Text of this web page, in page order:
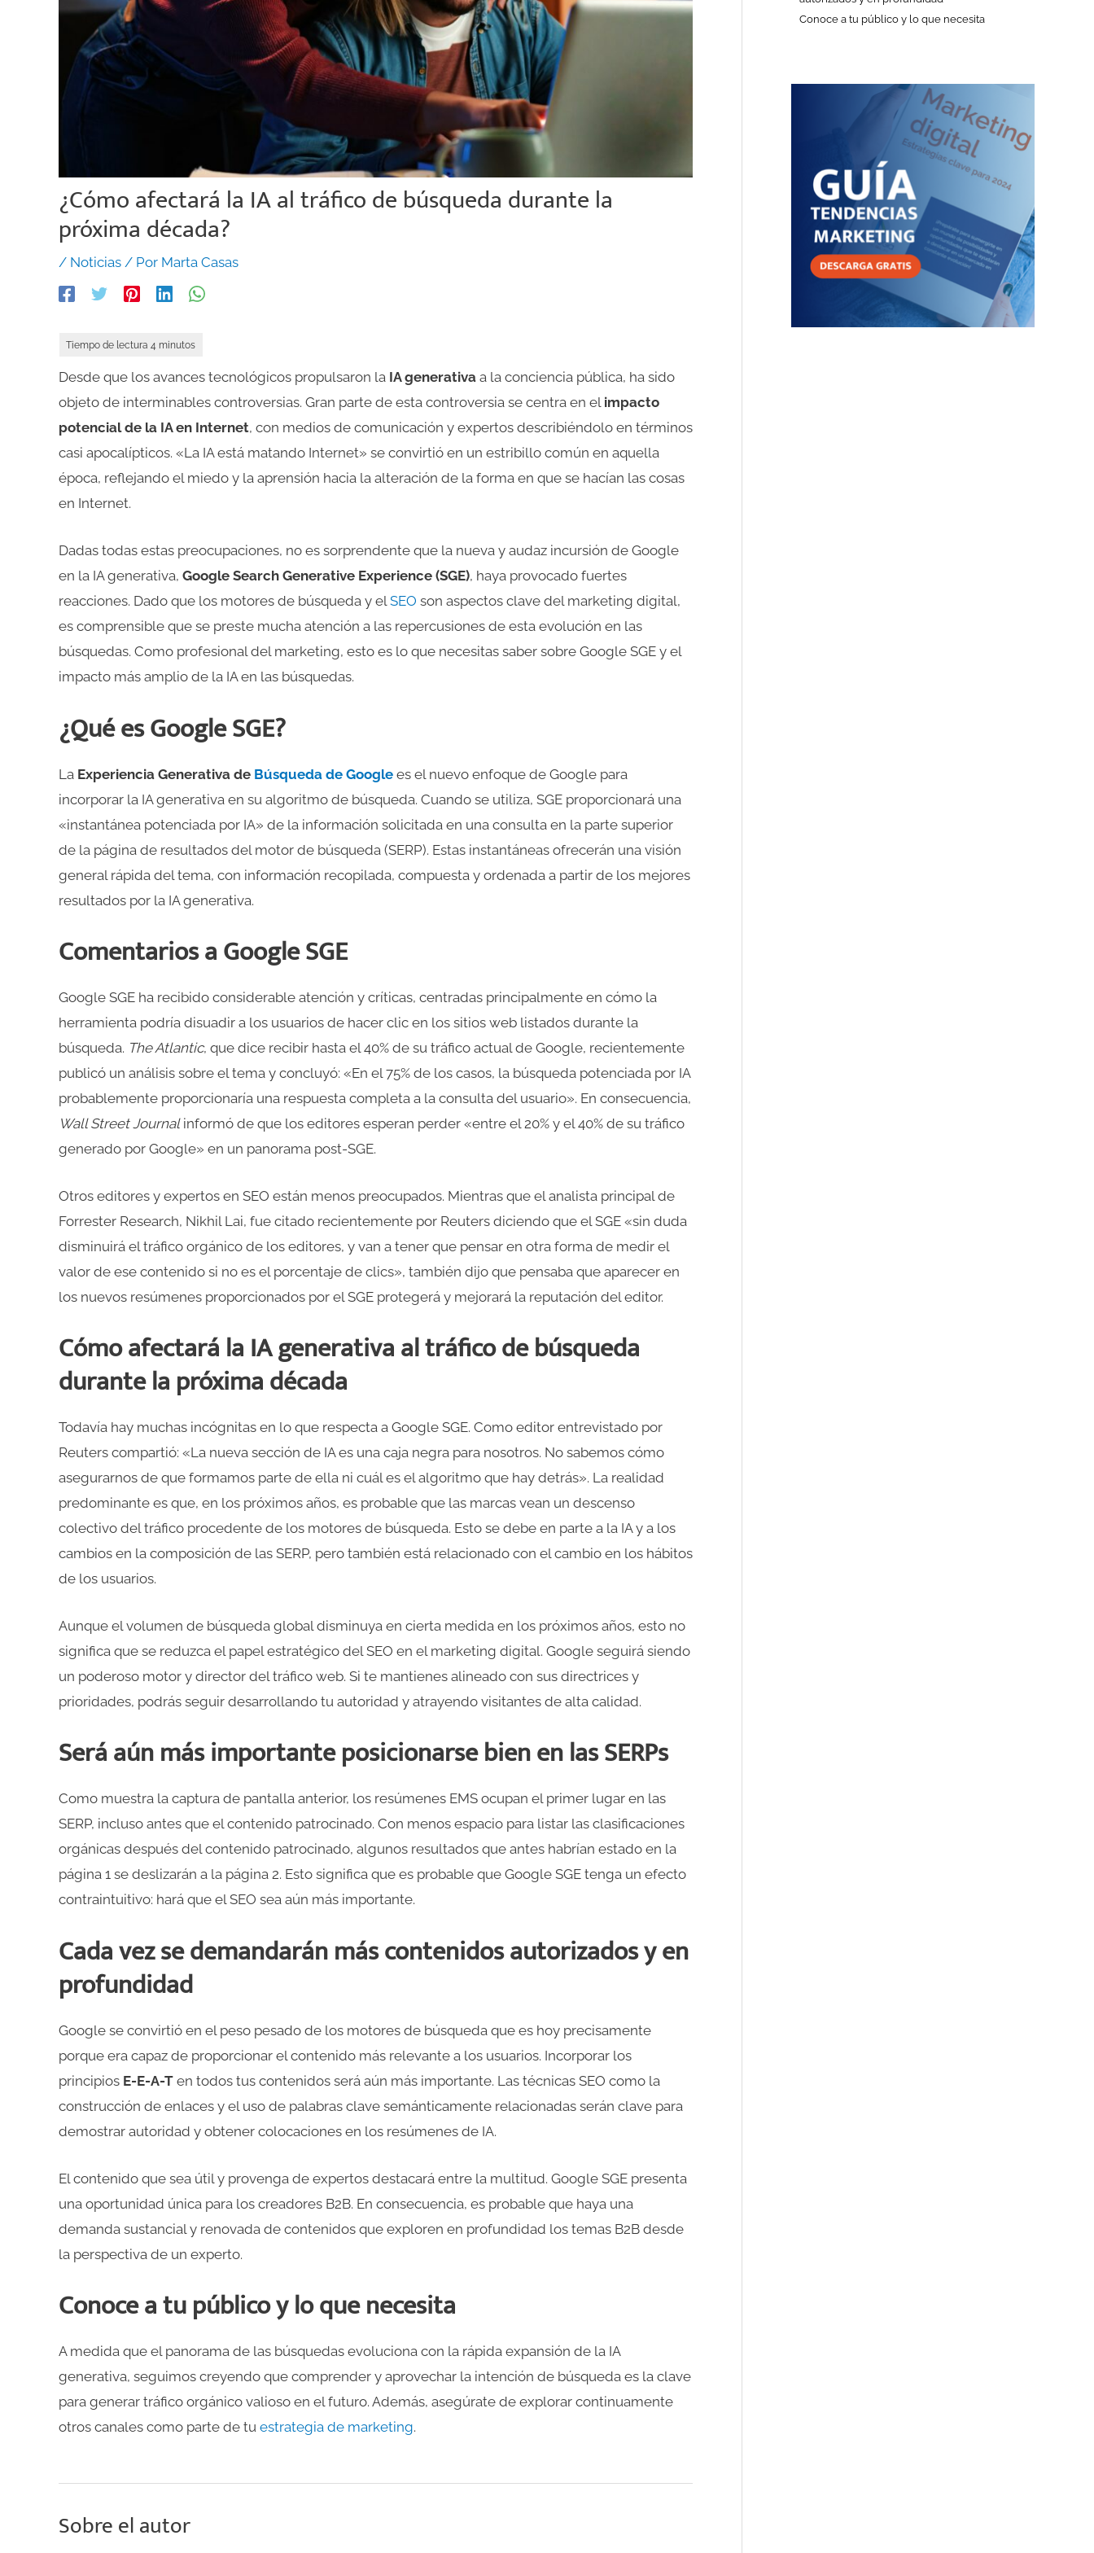
¿Cómo afectará la IA al tráfico de búsqueda durante la
próxima década?
/ Noticias / Por Marta Casas
Desde que los avances tecnológicos propulsaron la IA generativa a la conciencia pública, ha sido
objeto de interminables controversias. Gran parte de esta controversia se centra en el impacto
potencial de la IA en Internet, con medios de comunicación y expertos describiéndolo en términos
casi apocalípticos. «La IA está matando Internet» se convirtió en un estribillo común en aquella
época, reflejando el miedo y la aprensión hacia la alteración de la forma en que se hacían las cosas
en Internet.
Dadas todas estas preocupaciones, no es sorprendente que la nueva y audaz incursión de Google
en la IA generativa, Google Search Generative Experience (SGE), haya provocado fuertes
reacciones. Dado que los motores de búsqueda y elSEO son aspectos clave del marketing digital,
es comprensible que se preste mucha atención a las repercusiones de esta evolución en las
búsquedas. Como profesional del marketing, esto es lo que necesitas saber sobre Google SGE y el
impacto más amplio de la IA en las búsquedas.
¿Qué es Google SGE?
La Experiencia Generativa de Búsqueda de Google es el nuevo enfoque de Google para
incorporar la IA generativa en su algoritmo de búsqueda. Cuando se utiliza, SGE proporcionará una
«instantánea potenciada por IA» de la información solicitada en una consulta en la parte superior
de la página de resultados del motor de búsqueda (SERP). Estas instantáneas ofrecerán una visión
general rápida del tema, con información recopilada, compuesta y ordenada a partir de los mejores
resultados por la IA generativa.
Comentarios a Google SGE
Google SGE ha recibido considerable atención y críticas, centradas principalmente en cómo la
herramienta podría disuadir a los usuarios de hacer clic en los sitios web listados durante la
búsqueda. The Atlantic, que dice recibir hasta el 40% de su tráfico actual de Google, recientemente
publicó un análisis sobre el tema y concluyó: «En el 75% de los casos, la búsqueda potenciada por IA
probablemente proporcionaría una respuesta completa a la consulta del usuario». En consecuencia,
Wall Street Journalinformó de que los editores esperan perder «entre el 20% y el 40% de su tráfico
generado por Google» en un panorama post-SGE.
Otros editores y expertos en SEO están menos preocupados. Mientras que el analista principal de
Forrester Research, Nikhil Lai, fue citado recientemente por Reuters diciendo que el SGE «sin duda
disminuirá el tráfico orgánico de los editores, y van a tener que pensar en otra forma de medir el
valor de ese contenido si no es el porcentaje de clics», también dijo que pensaba que aparecer en
los nuevos resúmenes proporcionados por el SGE protegerá y mejorará la reputación del editor.
Cómo afectará la IA generativa al tráfico de búsqueda
durante la próxima década
Todavía hay muchas incógnitas en lo que respecta a Google SGE. Como editor entrevistado por
Reuters compartió: «La nueva sección de IA es una caja negra para nosotros. No sabemos cómo
asegurarnos de que formamos parte de ella ni cuál es el algoritmo que hay detrás». La realidad
predominante es que, en los próximos años, es probable que las marcas vean un descenso
colectivo del tráfico procedente de los motores de búsqueda. Esto se debe en parte a la IA y a los
cambios en la composición de las SERP, pero también está relacionado con el cambio en los hábitos
de los usuarios.
Aunque el volumen de búsqueda global disminuya en cierta medida en los próximos años, esto no
significa que se reduzca el papel estratégico del SEO en el marketing digital. Google seguirá siendo
un poderoso motor y director del tráfico web. Si te mantienes alineado con sus directrices y
prioridades, podrás seguir desarrollando tu autoridad y atrayendo visitantes de alta calidad.
Será aún más importante posicionarse bien en las SERPs
Como muestra la captura de pantalla anterior, los resúmenes EMS ocupan el primer lugar en las
SERP, incluso antes que el contenido patrocinado. Con menos espacio para listar las clasificaciones
orgánicas después del contenido patrocinado, algunos resultados que antes habrían estado en la
página 1 se deslizarán a la página 2. Esto significa que es probable que Google SGE tenga un efecto
contraintuitivo: hará que el SEO sea aún más importante.
Cada vez se demandarán más contenidos autorizados y en
profundidad
Google se convirtió en el peso pesado de los motores de búsqueda que es hoy precisamente
porque era capaz de proporcionar el contenido más relevante a los usuarios. Incorporar los
principios E-E-A-T en todos tus contenidos será aún más importante. Las técnicas SEO como la
construcción de enlaces y el uso de palabras clave semánticamente relacionadas serán clave para
demostrar autoridad y obtener colocaciones en los resúmenes de IA.
El contenido que sea útil y provenga de expertos destacará entre la multitud. Google SGE presenta
una oportunidad única para los creadores B2B. En consecuencia, es probable que haya una
demanda sustancial y renovada de contenidos que exploren en profundidad los temas B2B desde
la perspectiva de un experto.
Conoce a tu público y lo que necesita
A medida que el panorama de las búsquedas evoluciona con la rápida expansión de la IA
generativa, seguimos creyendo que comprender y aprovechar la intención de búsqueda es la clave
para generar tráfico orgánico valioso en el futuro. Además, asegúrate de explorar continuamente
otros canales como parte de tu estrategia de marketing.
Sobre el autor
Conoce a tu público y lo que necesita